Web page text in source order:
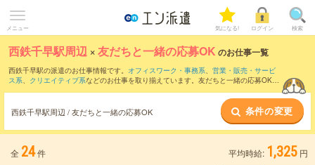
メニュー 気になる! ログイン 検索
西鉄千早駅周辺 ×友だちと一緒の応募OK のお仕事一覧
西鉄千早駅の派遣のお仕事情報です。 オフィスワーク・事務系、 営業・販売・サービ
ス系、 クリエイティブ系などのお仕事を取り揃えています。友だちと一緒の応募OKの
西鉄千早駅周辺 / 友だちと一緒の応募OK 条件の変更
全 24件 平均時給: 1,325 円